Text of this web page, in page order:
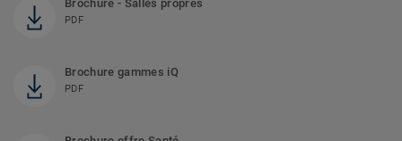
Brochure - Salles propres
PDF
Brochure gammes iQ
PDF